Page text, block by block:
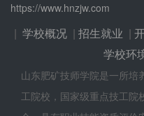
https://www.hnzjw.com
| 学校概况 | 招生就业 |
学校环
山东肥矿技师学院是一所培
工院校，国家级重点技工院